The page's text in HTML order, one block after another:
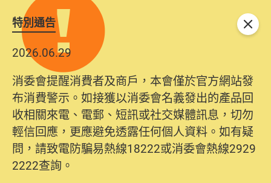
特別通告
2026.06.29
消委會提醒消費者及商戶，本會僅於官方網站發
布消費警示。如接獲以消委會名義發出的產品回
收相關來電、電郵、短訊或社交媒體訊息，切勿
輕信回應，更應避免透露任何個人資料。如有疑
問，請致電防騙易熱線18222或消委會熱線2929
2222查詢。
關閉